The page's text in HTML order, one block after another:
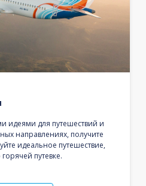
идеями для путешествий и
направлениях, получите
идеальное путешествие,
путевке.